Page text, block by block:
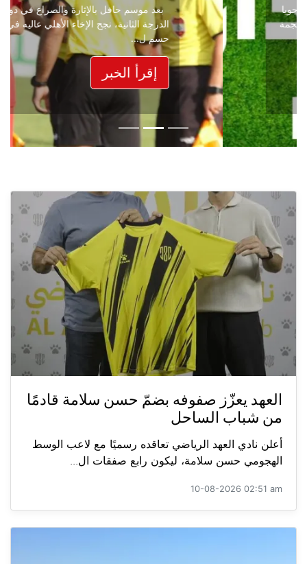
بعد موسم حافل بالإثارة والصراع في دوري
الدرجة الثانية، نجح الإخاء الأهلي عاليه في
حسم ل...
إقرأ الخبر
العهد يعزّز صفوفه بضمّ حسن سلامة قادمًا
من شباب الساحل
أعلن نادي العهد الرياضي تعاقده رسميًا مع لاعب الوسط
الهجومي حسن سلامة، ليكون رابع صفقات ال...
10-08-2026 02:51 am